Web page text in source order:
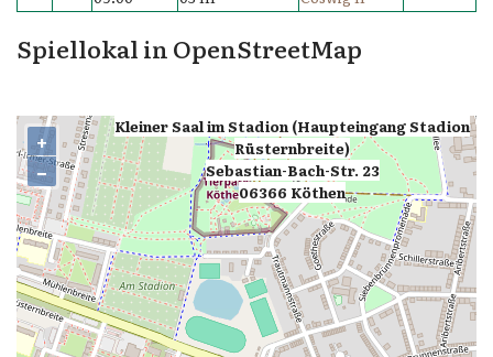
Spiellokal in OpenStreetMap
+
−
Kleiner Saal im Stadion (Haupteingang Stadion
Rüsternbreite)
Sebastian-Bach-Str. 23
06366 Köthen
,